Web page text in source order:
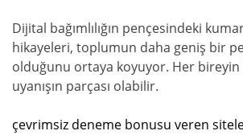
Dijital bağımlılığın pençesindeki
hikayeleri, toplumun daha geniş bir
olduğunu ortaya koyuyor. Her bireyin
uyanışın parçası olabilir.
çevrimsiz deneme bonusu veren